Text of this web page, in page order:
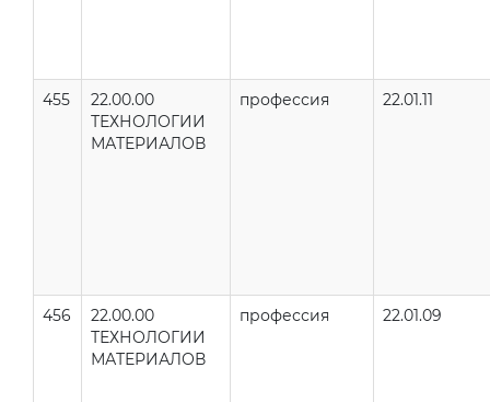
455
22.00.00
ТЕХНОЛОГИИ
МАТЕРИАЛОВ
профессия 22.01.11
456
22.00.00
ТЕХНОЛОГИИ
МАТЕРИАЛОВ
профессия 22.01.09